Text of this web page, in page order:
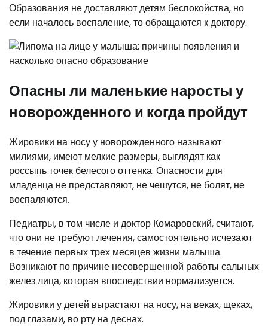
Образования не доставляют детям беспокойства, но
если началось воспаление, то обращаются к доктору.
Опасны ли маленькие наросты у
новорожденного и когда пройдут
Жировики на носу у новорожденного называют
милиями, имеют мелкие размеры, выглядят как
россыпь точек белесого оттенка. Опасности для
младенца не представляют, не чешутся, не болят, не
воспаляются.
Педиатры, в том числе и доктор Комаровский, считают,
что они не требуют лечения, самостоятельно исчезают
в течение первых трех месяцев жизни малыша.
Возникают по причине несовершенной работы сальных
желез лица, которая впоследствии нормализуется.
Жировики у детей вырастают на носу, на веках, щеках,
под глазами, во рту на деснах.